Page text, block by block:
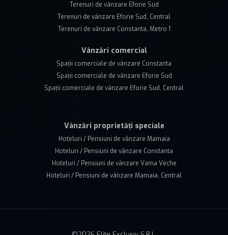
Terenuri de vânzare Eforie Sud
Terenuri de vânzare Eforie Sud, Central
Terenuri de vânzare Constanta, Metro 1
Vânzări comercial
Spații comerciale de vânzare Constanta
Spații comerciale de vânzare Eforie Sud
Spații comerciale de vânzare Eforie Sud, Central
Vânzări proprietăți speciale
Hoteluri / Pensiuni de vânzare Mamaia
Hoteluri / Pensiuni de vânzare Constanta
Hoteluri / Pensiuni de vânzare Vama Veche
Hoteluri / Pensiuni de vânzare Mamaia, Central